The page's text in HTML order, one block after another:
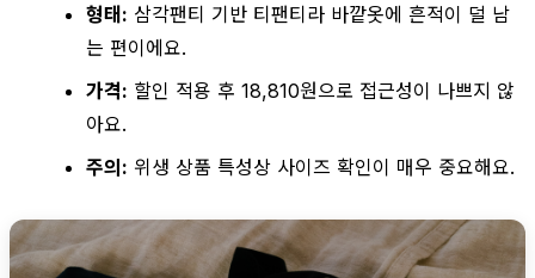
형태: 삼각팬티 기반 티팬티라 바깥옷에 흔적이 덜 남
는 편이에요.
가격: 할인 적용 후 18,810원으로 접근성이 나쁘지 않
아요.
주의: 위생 상품 특성상 사이즈 확인이 매우 중요해요.